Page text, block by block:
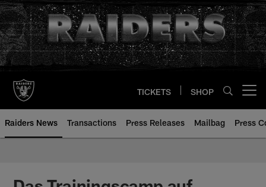
Skip
to
main
content
TICKETS SHOP
Raiders News Transactions Press Releases Mailbag Press